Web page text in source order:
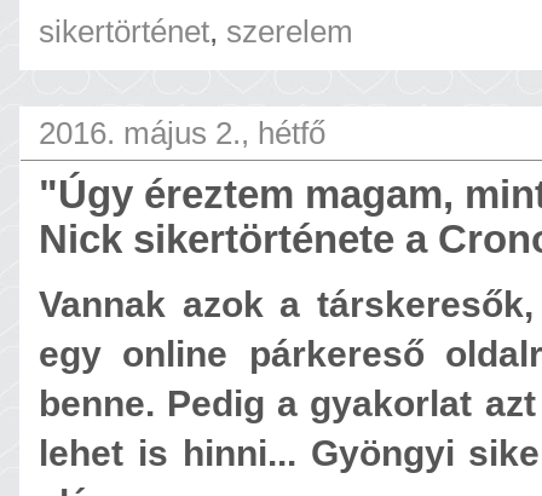
sikertörténet, szerelem
2016. május 2., hétfő
"Úgy éreztem magam,
Nick sikertörténete a
Vannak azok a
egy online párkereső
benne. Pedig a gyakorlat
lehet is hinni... Gyöngyi